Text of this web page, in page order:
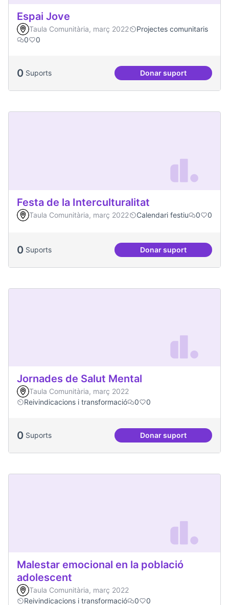
Espai Jove
Taula Comunitària, març 2022
Projectes comunitaris
0
0
0 Suports Donar suport
Espai Jove
Festa de la Interculturalitat
Taula Comunitària, març 2022 Calendari festiu 0 0
0 Suports Donar suport
Festa de la
Jornades de Salut Mental
Taula Comunitària, març 2022
Reivindicacions i transformació
0 0
0 Suports Donar suportJornades de Salut
Malestar emocional en la població
adolescent
Taula Comunitària, març 2022
Reivindicacions i transformació
0 0